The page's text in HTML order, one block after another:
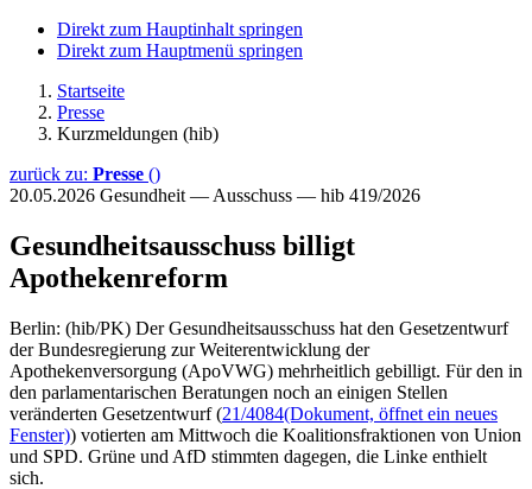
Direkt zum Hauptinhalt springen
Direkt zum Hauptmenü springen
Startseite
Presse
Kurzmeldungen (hib)
zurück zu: Presse ()
20.05.2026 Gesundheit — Ausschuss — hib 419/2026
Gesundheitsausschuss billigt
Apothekenreform
Berlin: (hib/PK) Der Gesundheitsausschuss hat den Gesetzentwurf
der Bundesregierung zur Weiterentwicklung der
Apothekenversorgung (ApoVWG) mehrheitlich gebilligt. Für den in
den parlamentarischen Beratungen noch an einigen Stellen
veränderten Gesetzentwurf (21/4084(Dokument, öffnet ein neues
Fenster)) votierten am Mittwoch die Koalitionsfraktionen von Union
und SPD. Grüne und AfD stimmten dagegen, die Linke enthielt
sich.